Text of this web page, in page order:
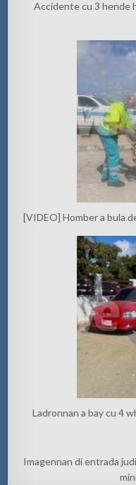
Accidente cu 3 hende
[VIDEO] Homber a bula
Ladronnan a bay cu 4
Imagennan di entrada